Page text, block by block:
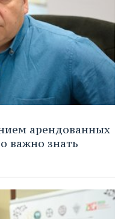
арендованных
важно знать